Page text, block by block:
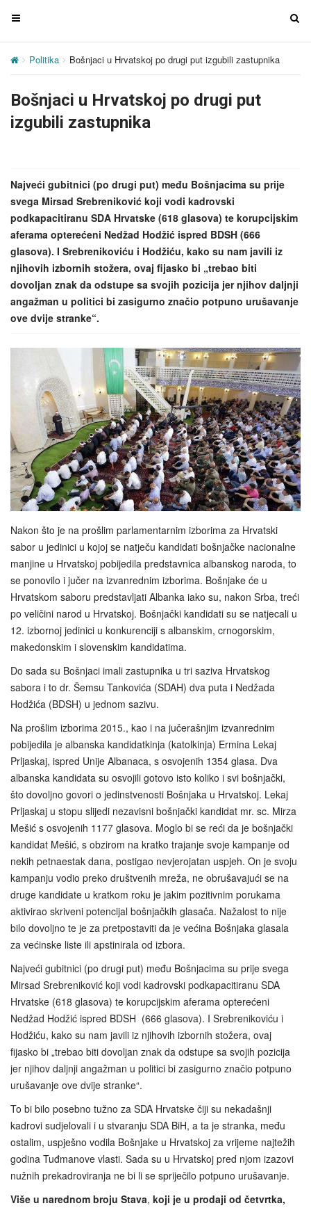
T
g
e
n
g
a
t
i
o
n
T
t
Politika Bošnjaci u Hrvatskoj po drugi put izgubili zastupnika
Bošnjaci u Hrvatskoj po drugi put
izgubili zastupnika
Najveći gubitnici (po drugi put) među Bošnjacima su prije
svega Mirsad Srebreniković koji vodi kadrovski
podkapacitiranu SDA Hrvatske (618 glasova) te korupcijskim
aferama opterećeni Nedžad Hodžić ispred BDSH (666
glasova). I Srebrenikoviću i Hodžiću, kako su nam javili iz
njihovih izbornih stožera, ovaj fijasko bi „trebao biti
dovoljan znak da odstupe sa svojih pozicija jer njihov daljnji
angažman u politici bi zasigurno značio potpuno urušavanje
ove dvije stranke“.
Nakon što je na prošlim parlamentarnim izborima za Hrvatski
sabor u jedinici u kojoj se natječu kandidati bošnjačke nacionalne
manjine u Hrvatskoj pobijedila predstavnica albanskog naroda, to
se ponovilo i jučer na izvanrednim izborima. Bošnjake će u
Hrvatskom saboru predstavljati Albanka iako su, nakon Srba, treći
po veličini narod u Hrvatskoj. Bošnjački kandidati su se natjecali u
12. izbornoj jedinici u konkurenciji s albanskim, crnogorskim,
makedonskim i slovenskim kandidatima.
Do sada su Bošnjaci imali zastupnika u tri saziva Hrvatskog
sabora i to dr. Šemsu Tankovića (SDAH) dva puta i Nedžada
Hodžića (BDSH) u jednom sazivu.
Na prošlim izborima 2015., kao i na jučerašnjim izvanrednim
pobijedila je albanska kandidatkinja (katolkinja) Ermina Lekaj
Prljaskaj, ispred Unije Albanaca, s osvojenih 1354 glasa. Dva
albanska kandidata su osvojili gotovo isto koliko i svi bošnjački,
što dovoljno govori o jedinstvenosti Bošnjaka u Hrvatskoj. Lekaj
Prljaskaj u stopu slijedi nezavisni bošnjački kandidat mr. sc. Mirza
Mešić s osvojenih 1177 glasova. Moglo bi se reći da je bošnjački
kandidat Mešić, s obzirom na kratko trajanje svoje kampanje od
nekih petnaestak dana, postigao nevjerojatan uspjeh. On je svoju
kampanju vodio preko društvenih mreža, ne obrušavajući se na
druge kandidate u kratkom roku je jakim pozitivnim porukama
aktivirao skriveni potencijal bošnjačkih glasača. Nažalost to nije
bilo dovoljno te je za pretpostaviti da je većina Bošnjaka glasala
za većinske liste ili apstinirala od izbora.
Najveći gubitnici (po drugi put) među Bošnjacima su prije svega
Mirsad Srebreniković koji vodi kadrovski podkapacitiranu SDA
Hrvatske (618 glasova) te korupcijskim aferama opterećeni
Nedžad Hodžić ispred BDSH (666 glasova). I Srebrenikoviću i
Hodžiću, kako su nam javili iz njihovih izbornih stožera, ovaj
fijasko bi „trebao biti dovoljan znak da odstupe sa svojih pozicija
jer njihov daljnji angažman u politici bi zasigurno značio potpuno
urušavanje ove dvije stranke“.
To bi bilo posebno tužno za SDA Hrvatske čiji su nekadašnji
kadrovi sudjelovali i u stvaranju SDA BiH, a ta je stranka, među
ostalim, uspješno vodila Bošnjake u Hrvatskoj za vrijeme najtežih
godina Tuđmanove vlasti. Sada su u Hrvatskoj pred njom izazovi
nužnih prekadroviranja ne bi li se spriječilo potpuno urušavanje.
Više u narednom broju Stava, koji je u prodaji od četvrtka,